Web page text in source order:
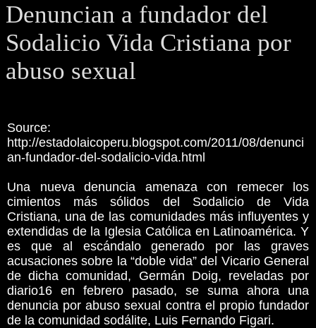
Denuncian a fundador del
Sodalicio Vida Cristiana por
abuso sexual
Source:
http://estadolaicoperu.blogspot.com/2011/08/denunci
an-fundador-del-sodalicio-vida.html
Una nueva denuncia amenaza con remecer los
cimientos más sólidos del Sodalicio de Vida
Cristiana, una de las comunidades más influyentes y
extendidas de la Iglesia Católica en Latinoamérica. Y
es que al escándalo generado por las graves
acusaciones sobre la “doble vida” del Vicario General
de dicha comunidad, Germán Doig, reveladas por
diario16 en febrero pasado, se suma ahora una
denuncia por abuso sexual contra el propio fundador
de la comunidad sodálite, Luis Fernando Figari.